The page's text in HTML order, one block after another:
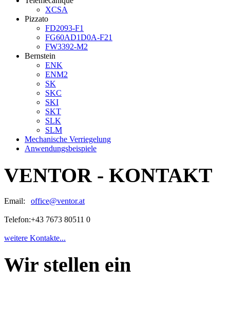
XCSA
Pizzato
FD2093-F1
FG60AD1D0A-F21
FW3392-M2
Bernstein
ENK
ENM2
SK
SKC
SKI
SKT
SLK
SLM
Mechanische Verriegelung
Anwendungsbeispiele
VENTOR - KONTAKT
Email: office@ventor.at
Telefon:+43 7673 80511 0
weitere Kontakte...
Wir stellen ein